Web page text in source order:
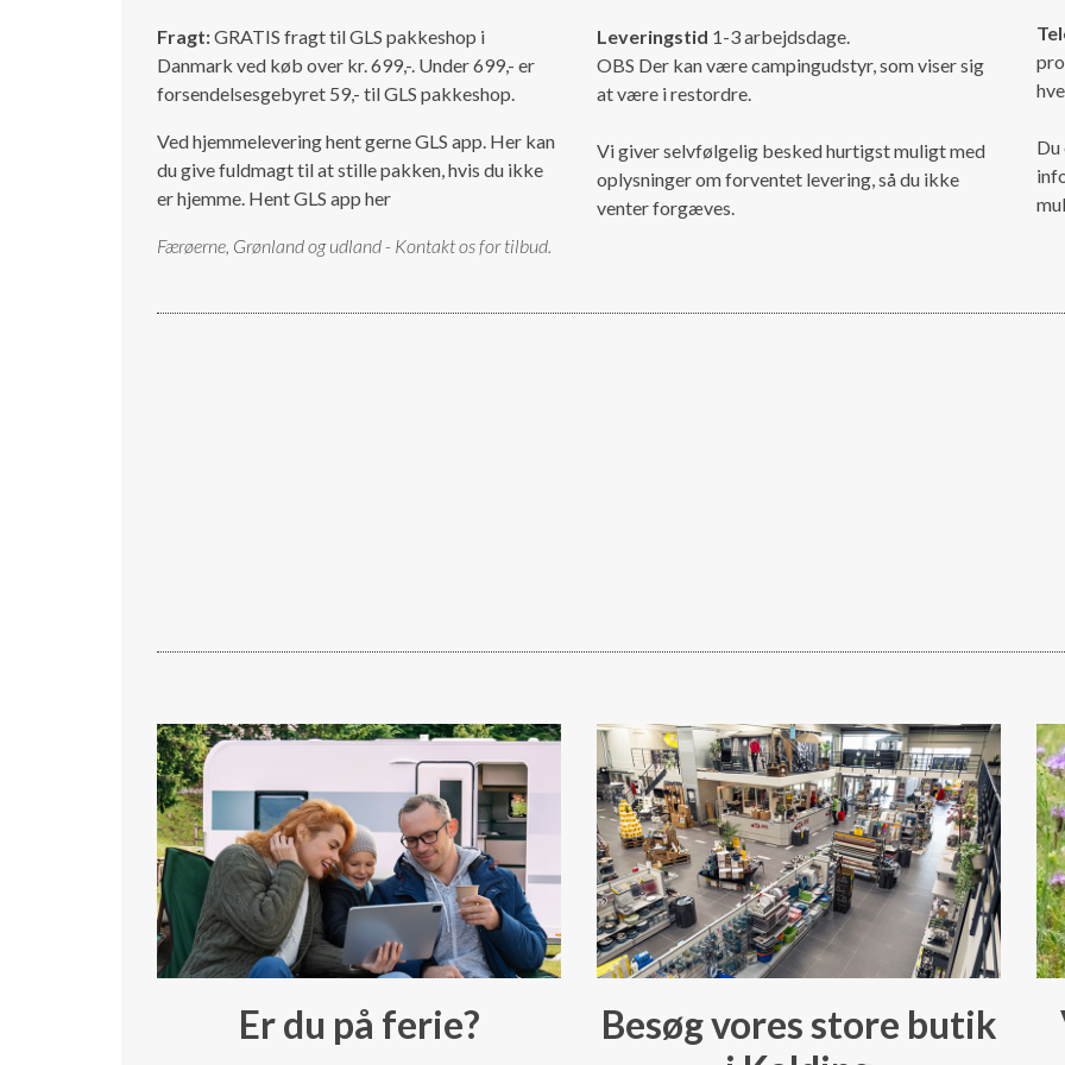
Fragt:GRATIS fragt til GLS pakkeshop i
Danmark ved køb over kr. 699,-. Under 699,- er
forsendelsesgebyret 59,- til GLS pakkeshop.
Ved hjemmelevering hent gerne GLS app. Her kan
du give fuldmagt til at stille pakken, hvis du ikke
er hjemme. Hent GLS app her
Færøerne, Grønland og udland - Kontakt os for tilbud.
Leveringstid 1-3 arbejdsdage.
OBS Der kan være campingudstyr, som viser sig
at være i restordre.
Vi giver selvfølgelig besked hurtigst muligt med
oplysninger om forventet levering, så du ikke
venter forgæves.
Du
Er du på ferie?
Besøg vores store butik